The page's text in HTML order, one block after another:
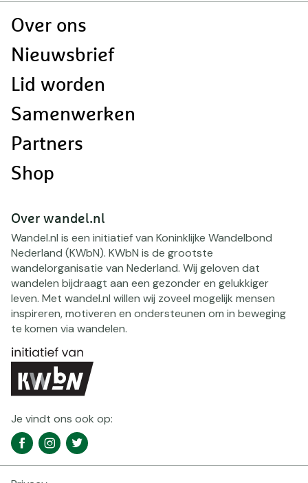
Doormat
Over ons
Nieuwsbrief
Lid worden
Samenwerken
Partners
Shop
Over wandel.nl
Wandel.nl is een initiatief van Koninklijke Wandelbond
Nederland (KWbN). KWbN is de grootste
wandelorganisatie van Nederland. Wij geloven dat
wandelen bijdraagt aan een gezonder en gelukkiger
leven. Met wandel.nl willen wij zoveel mogelijk mensen
inspireren, motiveren en ondersteunen om in beweging
te komen via wandelen.
Je vindt ons ook op:
Social
media
FacebookInstagramTwitter